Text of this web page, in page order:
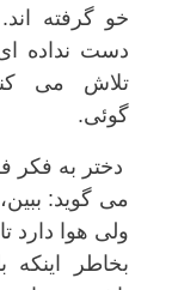
خو گرفته اند.
دست نداده ای
تلاش می
گوئی.
دختر به فکر
می گوید:
ولی هوا دارد
بخاطر اینکه